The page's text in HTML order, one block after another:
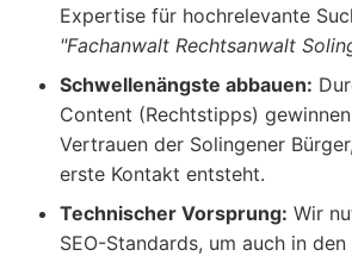
Expertise für hochrelevante
"Fachanwalt Rechtsanwalt
Schwellenängste abbauen:
Content (Rechtstipps)
Vertrauen der Solingener
erste Kontakt entsteht.
Technischer Vorsprung: Wir
SEO-Standards, um auch in den